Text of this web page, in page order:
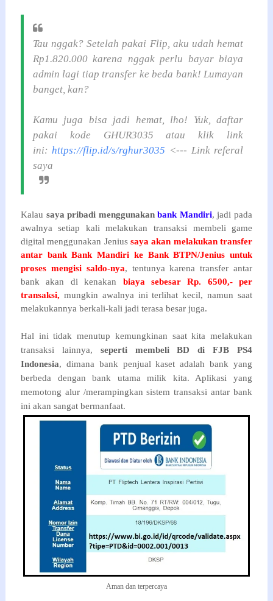
Tau nggak? Setelah pakai Flip, aku udah hemat
Rp1.820.000 karena nggak perlu bayar biaya
admin lagi tiap transfer ke beda bank! Lumayan
banget, kan?
Kamu juga bisa jadi hemat, lho! Yuk, daftar
pakai kode GHUR3035 atau klik link
ini:https://flip.id/s/rghur3035 <--- Link referal
saya
Kalau saya pribadi menggunakanbank Mandiri, jadi pada
awalnya setiap kali melakukan transaksi membeli game
digital menggunakan Jenius saya akan melakukan transfer
antar bank Bank Mandiri ke Bank BTPN/Jenius untuk
proses mengisi saldo-nya, tentunya karena transfer antar
bank akan di kenakan biaya sebesar Rp. 6500,- per
transaksi, mungkin awalnya ini terlihat kecil, namun saat
melakukannya berkali-kali jadi terasa besar juga.
Hal ini tidak menutup kemungkinan saat kita melakukan
transaksi lainnya, seperti membeli BD di FJB PS4
Indonesia, dimana bank penjual kaset adalah bank yang
berbeda dengan bank utama milik kita. Aplikasi yang
memotong alur /merampingkan sistem transaksi antar bank
ini akan sangat bermanfaat.
Aman dan terpercaya